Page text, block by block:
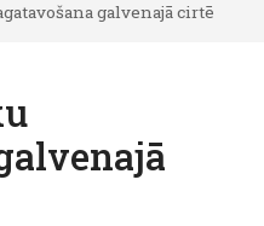
galvenajā cirtē